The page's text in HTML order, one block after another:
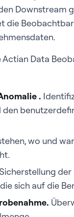
Downstream
die
Data
.
wo und
sich auf die